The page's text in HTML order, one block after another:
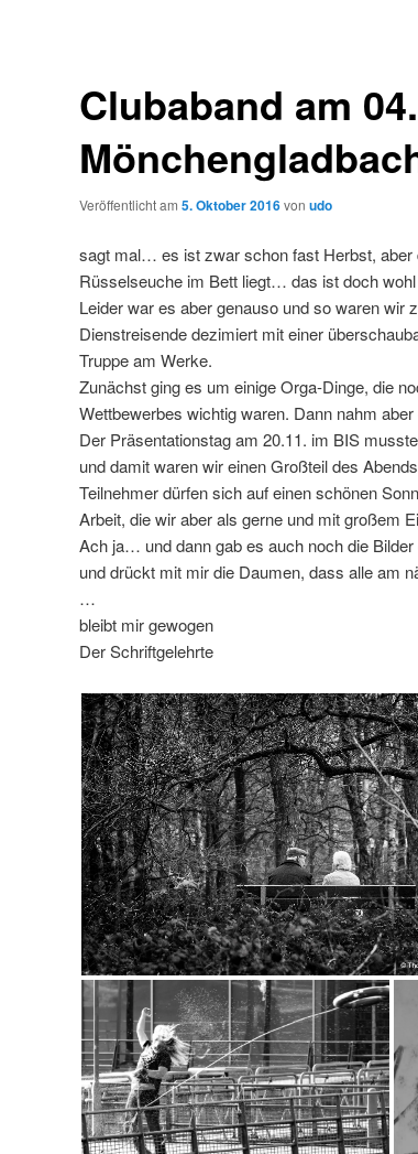
Clubaband am
Veröffentlicht am 5. Oktober 2016von udo
sagt mal… es ist zwar schon fast Herbst,
Rüsselseuche im Bett liegt… das ist doch
Leider war es aber genauso und so waren wir
Dienstreisende dezimiert mit einer
Truppe am Werke.
Zunächst ging es um einige Orga-Dinge, die
Wettbewerbes wichtig waren. Dann nahm
Der Präsentationstag am 20.11. im BIS
und damit waren wir einen Großteil des
Teilnehmer dürfen sich auf einen schönen
Arbeit, die wir aber als gerne und mit großem
Ach ja… und dann gab es auch noch die
und drückt mit mir die Daumen, dass alle am
…
bleibt mir gewogen
Der Schriftgelehrte